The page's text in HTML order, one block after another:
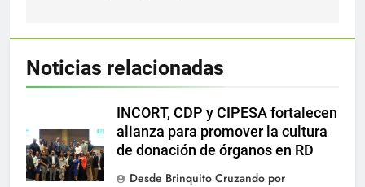
Noticias relacionadas
INCORT, CDP y CIPESA fortalecen
alianza para promover la cultura
de donación de órganos en RD
Desde Brinquito Cruzando por